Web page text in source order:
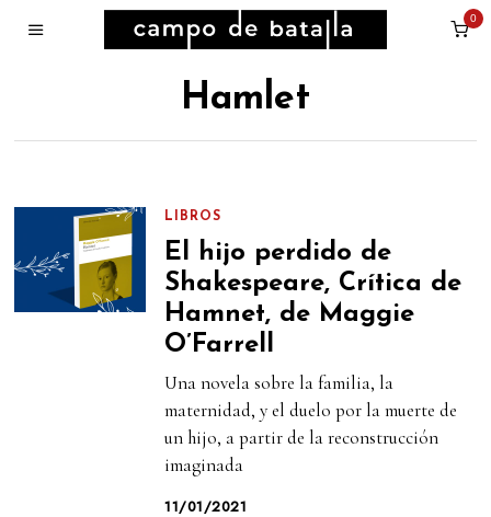
0
Hamlet
LIBROS
El hijo perdido de
Shakespeare, Crítica de
Hamnet, de Maggie
O’Farrell
Una novela sobre la familia, la
maternidad, y el duelo por la muerte de
un hijo, a partir de la reconstrucción
imaginada
11/01/2021